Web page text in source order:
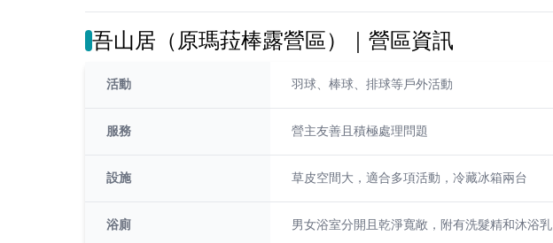
吾山居（原瑪菈棒露營區）｜營區資訊
活動 羽球、棒球、排球等戶外活動
服務 營主友善且積極處理問題
設施 草皮空間大，適合多項活動，冷藏冰箱兩台
浴廁 男女浴室分開且乾淨寬敞，附有洗髮精和沐浴乳